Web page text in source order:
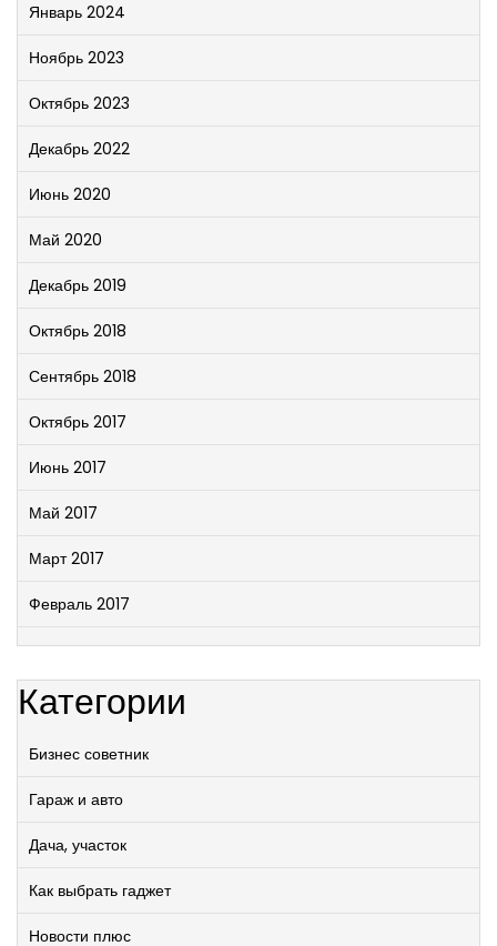
Январь 2024
Ноябрь 2023
Октябрь 2023
Декабрь 2022
Июнь 2020
Май 2020
Декабрь 2019
Октябрь 2018
Сентябрь 2018
Октябрь 2017
Июнь 2017
Май 2017
Март 2017
Февраль 2017
Категории
Бизнес советник
Гараж и авто
Дача, участок
Как выбрать гаджет
Новости плюс